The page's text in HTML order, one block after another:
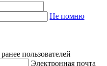
Не помню
пользователей
Электронная почта